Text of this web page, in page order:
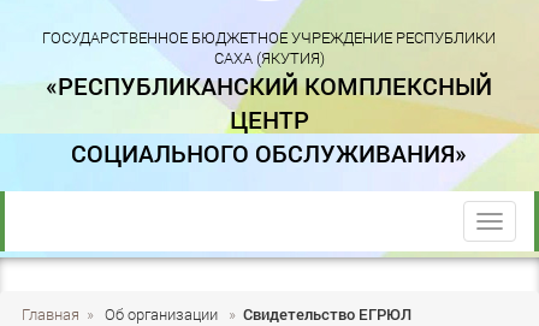
ГОСУДАРСТВЕННОЕ БЮДЖЕТНОЕ УЧРЕЖДЕНИЕ РЕСПУБЛИКИ
САХА (ЯКУТИЯ)
«РЕСПУБЛИКАНСКИЙ КОМПЛЕКСНЫЙ
ЦЕНТР
СОЦИАЛЬНОГО ОБСЛУЖИВАНИЯ»
trk
Главная » Об организации » Свидетельство ЕГРЮЛ